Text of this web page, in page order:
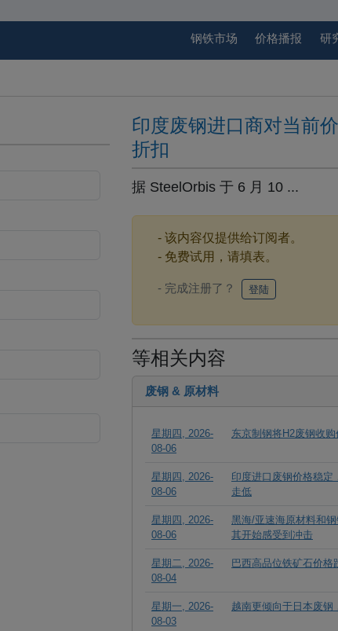
钢铁市场 价格播报 研
印度废钢进口商对当前
折扣
据 SteelOrbis 于 6 月 10 ...
- 该内容仅提供给订阅者。
- 免费试用，请填表。
- 完成注册了？ 登陆
等相关内容
废钢 & 原材料
星期四, 2026-
08-06
东京制钢将H2废钢收
星期四, 2026-
08-06
印度进口废钢价格稳定
走低
星期四, 2026-
08-06
黑海/亚速海原材料和
其开始感受到冲击
星期二, 2026-
08-04
巴西高品位铁矿石价格
星期一, 2026-
08-03
越南更倾向于日本废钢